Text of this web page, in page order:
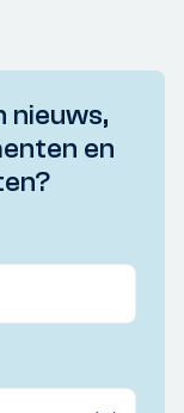
nieuws,
en